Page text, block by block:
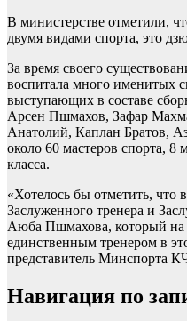
В министерстве отметили,
двумя видами спорта, это
За время своего
воспитала много именитых
выступающих в составе
Арсен Пшмахов, Зафар
Анатолий, Каплан Братов,
около 60 мастеров спорта, 8
класса.
«Хотелось бы отметить, что
Заслуженного тренера и
Аюба Пшмахова, который на
единственным тренером в
представитель Минспорта
Навигация по